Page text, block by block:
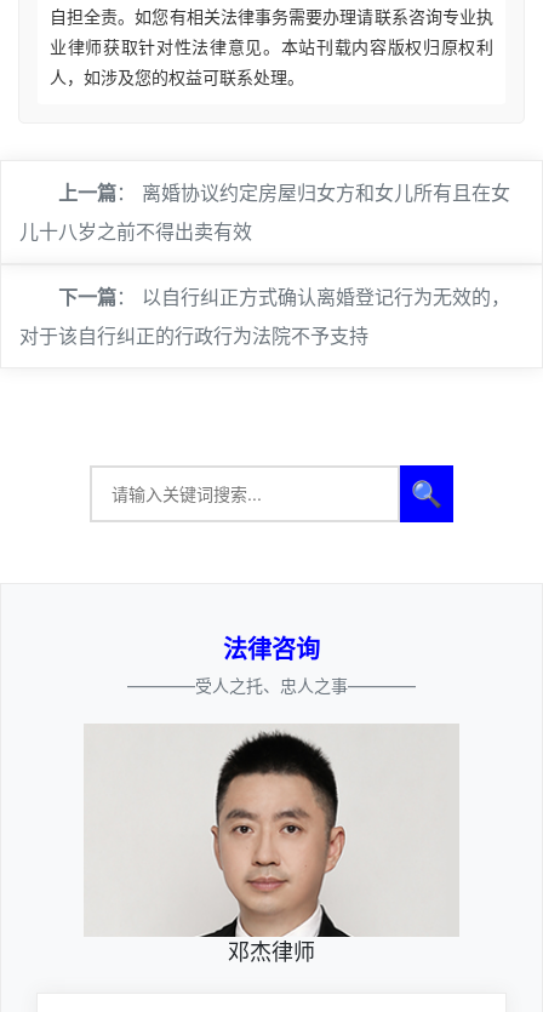
自担全责。如您有相关法律事务需要办理请联系咨询专业执
业律师获取针对性法律意见。本站刊载内容版权归原权利
人，如涉及您的权益可联系处理。
上一篇： 离婚协议约定房屋归女方和女儿所有且在女
儿十八岁之前不得出卖有效
下一篇： 以自行纠正方式确认离婚登记行为无效的，
对于该自行纠正的行政行为法院不予支持
🔍
法律咨询
————受人之托、忠人之事————
邓杰律师